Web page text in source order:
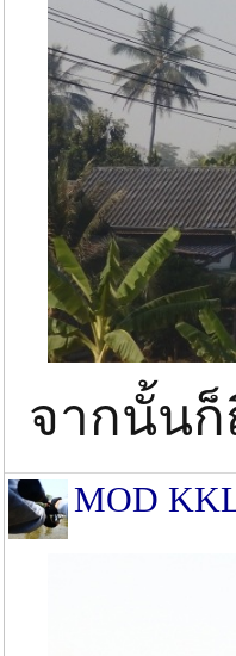
จากนั้นก็
MOD